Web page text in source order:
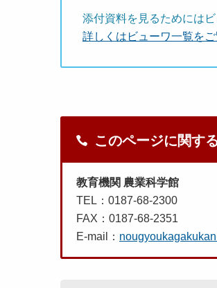
添付資料を見るためには
詳しくはビューワ一覧をご
このページに関す
教育機関 農業科学館
TEL：0187-68-2300
FAX：0187-68-2351
E-mail：